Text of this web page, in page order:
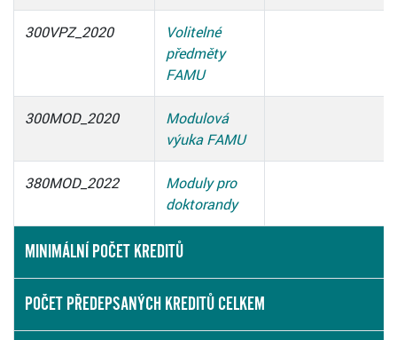
300VPZ_2020
Volitelné
předměty
FAMU
300MOD_2020
Modulová
výuka FAMU
380MOD_2022
Moduly pro
doktorandy
MINIMÁLNÍ POČET KREDITŮ
POČET PŘEDEPSANÝCH KREDITŮ CELKEM